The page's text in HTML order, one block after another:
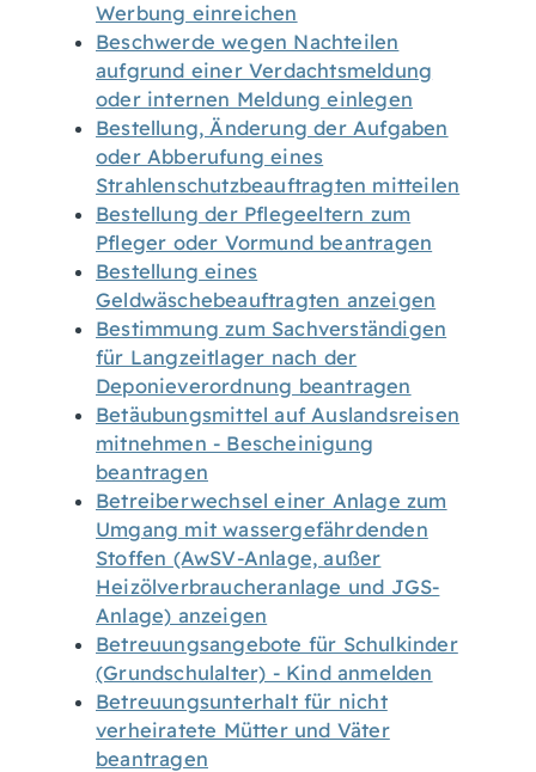
Werbung einreichen
Beschwerde wegen Nachteilen
aufgrund einer Verdachtsmeldung
oder internen Meldung einlegen
Bestellung, Änderung der Aufgaben
oder Abberufung eines
Strahlenschutzbeauftragten mitteilen
Bestellung der Pflegeeltern zum
Pfleger oder Vormund beantragen
Bestellung eines
Geldwäschebeauftragten anzeigen
Bestimmung zum Sachverständigen
für Langzeitlager nach der
Deponieverordnung beantragen
Betäubungsmittel auf Auslandsreisen
mitnehmen - Bescheinigung
beantragen
Betreiberwechsel einer Anlage zum
Umgang mit wassergefährdenden
Stoffen (AwSV-Anlage, außer
Heizölverbraucheranlage und JGS-
Anlage) anzeigen
Betreuungsangebote für Schulkinder
(Grundschulalter) - Kind anmelden
Betreuungsunterhalt für nicht
verheiratete Mütter und Väter
beantragen